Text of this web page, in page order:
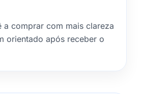
a comprar com mais clareza
orientado após receber o